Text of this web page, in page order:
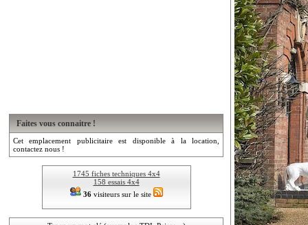
Faites vous connaitre !
Cet emplacement publicitaire est disponible à la location,
contactez nous !
1745 fiches techniques 4x4
158 essais 4x4
36visiteurs sur le site